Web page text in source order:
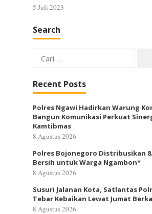
5 Juli 2023
Search
Cari
untuk:
Recent Posts
Polres Ngawi Hadirkan Warung
Bangun Komunikasi Perkuat
Kamtibmas
8 Agustus 2026
Polres Bojonegoro Distribusikan
Bersih untuk Warga Ngambon*
8 Agustus 2026
Susuri Jalanan Kota, Satlantas
Tebar Kebaikan Lewat Jumat
8 Agustus 2026